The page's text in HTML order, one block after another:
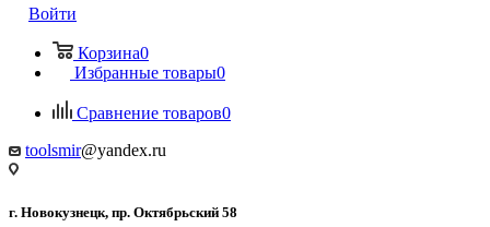
Войти
Корзина0
Избранные товары0
Сравнение товаров0
toolsmir@yandex.ru
г. Новокузнецк, пр. Октябрьский 58